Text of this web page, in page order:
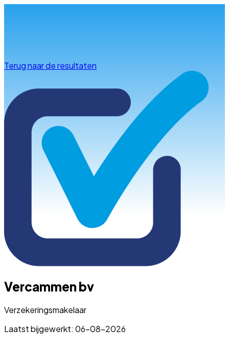
Terug naar de resultaten
Vercammen bv
Verzekeringsmakelaar
Laatst bijgewerkt: 06-08-2026